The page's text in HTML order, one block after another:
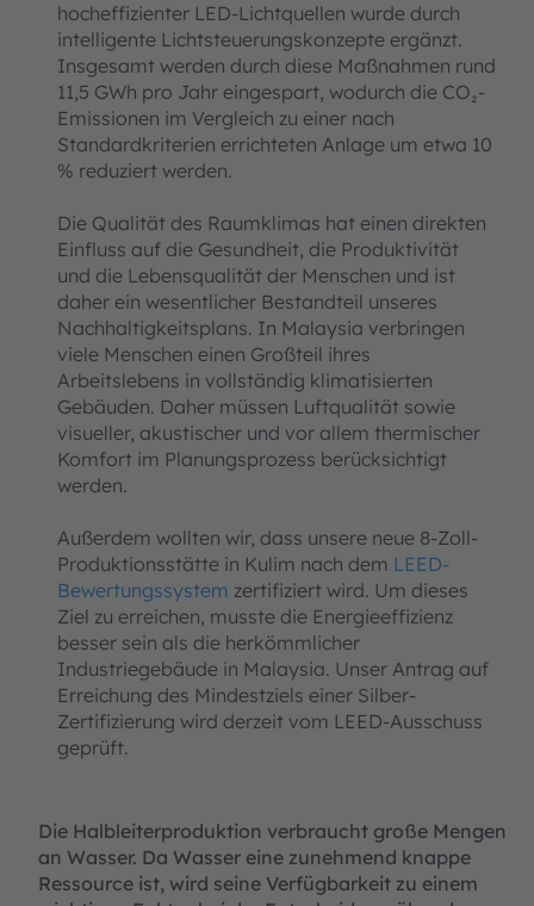
hocheffizienter LED-Lichtquellen wurde durch
intelligente Lichtsteuerungskonzepte ergänzt.
Insgesamt werden durch diese Maßnahmen rund
11,5 GWh pro Jahr eingespart, wodurch die CO₂-
Emissionen im Vergleich zu einer nach
Standardkriterien errichteten Anlage um etwa 10
% reduziert werden.
Die Qualität des Raumklimas hat einen direkten
Einfluss auf die Gesundheit, die Produktivität
und die Lebensqualität der Menschen und ist
daher ein wesentlicher Bestandteil unseres
Nachhaltigkeitsplans. In Malaysia verbringen
viele Menschen einen Großteil ihres
Arbeitslebens in vollständig klimatisierten
Gebäuden. Daher müssen Luftqualität sowie
visueller, akustischer und vor allem thermischer
Komfort im Planungsprozess berücksichtigt
werden.
Außerdem wollten wir, dass unsere neue 8-Zoll-
Produktionsstätte in Kulim nach dem LEED-
Bewertungssystem zertifiziert wird. Um dieses
Ziel zu erreichen, musste die Energieeffizienz
besser sein als die herkömmlicher
Industriegebäude in Malaysia. Unser Antrag auf
Erreichung des Mindestziels einer Silber-
Zertifizierung wird derzeit vom LEED-Ausschuss
geprüft.
Die Halbleiterproduktion verbraucht große Mengen
an Wasser. Da Wasser eine zunehmend knappe
Ressource ist, wird seine Verfügbarkeit zu einem